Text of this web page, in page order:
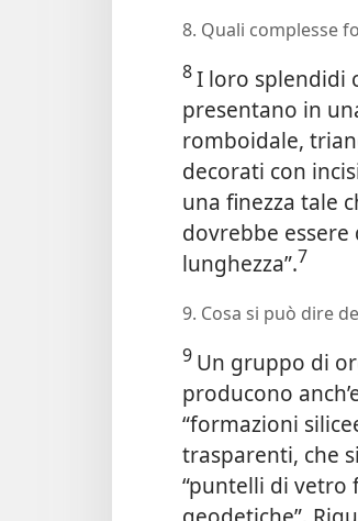
8. Quali complesse
8I loro splendidi
presentano in
romboidale,
decorati con
una finezza tale
dovrebbe
lunghezza”.7
9. Cosa si può dire
9 Un gruppo di
producono
“formazioni
trasparenti, che
“puntelli di vetro